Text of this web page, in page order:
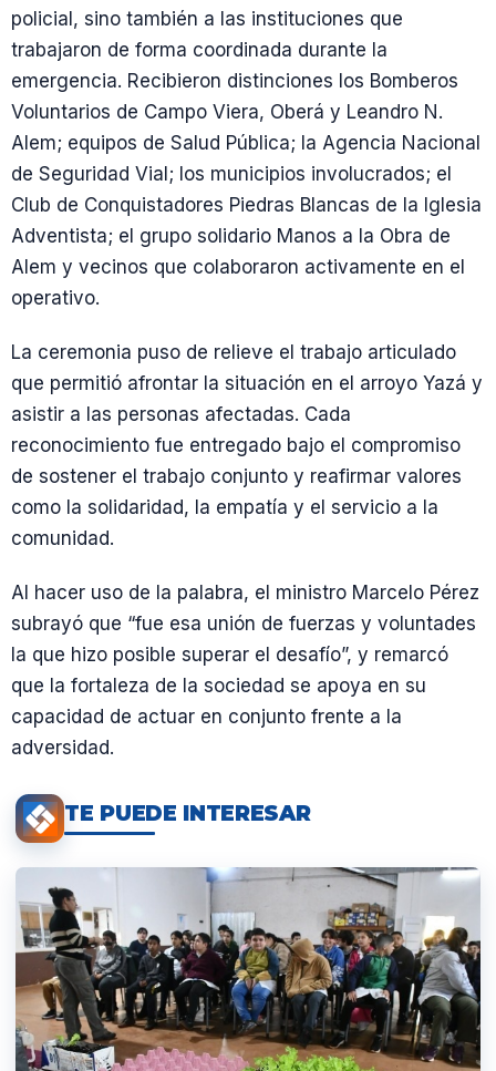
policial, sino también a las instituciones que
trabajaron de forma coordinada durante la
emergencia. Recibieron distinciones los Bomberos
Voluntarios de Campo Viera, Oberá y Leandro N.
Alem; equipos de Salud Pública; la Agencia Nacional
de Seguridad Vial; los municipios involucrados; el
Club de Conquistadores Piedras Blancas de la Iglesia
Adventista; el grupo solidario Manos a la Obra de
Alem y vecinos que colaboraron activamente en el
operativo.
La ceremonia puso de relieve el trabajo articulado
que permitió afrontar la situación en el arroyo Yazá y
asistir a las personas afectadas. Cada
reconocimiento fue entregado bajo el compromiso
de sostener el trabajo conjunto y reafirmar valores
como la solidaridad, la empatía y el servicio a la
comunidad.
Al hacer uso de la palabra, el ministro Marcelo Pérez
subrayó que “fue esa unión de fuerzas y voluntades
la que hizo posible superar el desafío”, y remarcó
que la fortaleza de la sociedad se apoya en su
capacidad de actuar en conjunto frente a la
adversidad.
TE PUEDE INTERESAR